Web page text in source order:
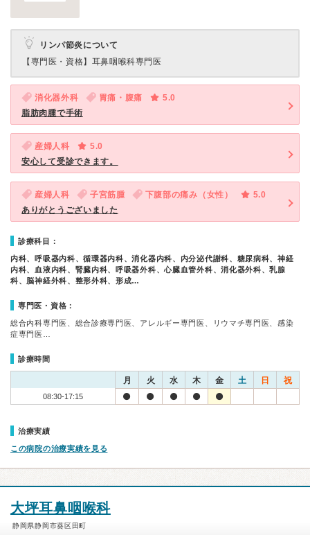
リンパ節炎について
【専門医・資格】 耳鼻咽喉科専門医
消化器外科 胃痛・腹痛
5.0
脂肪肉腫で手術
産婦人科
5.0
安心して受診できます。
産婦人科 子宮筋腫 下腹部の痛み（女性）
5.0
ありがとうございました
診療科目：
内科、呼吸器内科、循環器内科、消化器内科、内分泌代謝科、糖尿病科、神経
内科、血液内科、腎臓内科、呼吸器外科、心臓血管外科、消化器外科、乳腺
科、脳神経外科、整形外科、形成…
専門医・資格：
総合内科専門医、総合診療専門医、アレルギー専門医、リウマチ専門医、感染
症専門医…
診療時間
月 火 水 木 金 土 日 祝
08:30-17:15
治療実績
この病院の治療実績を見る
大坪耳鼻咽喉科
静岡県静岡市葵区田町